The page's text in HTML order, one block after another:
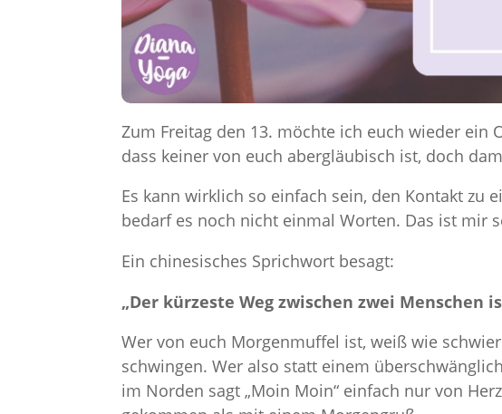
Zum Freitag den 13. möchte ich euch wieder ein
dass keiner von euch abergläubisch ist, doch
Es kann wirklich so einfach sein, den Kontakt zu
bedarf es noch nicht einmal Worten. Das ist mir
Ein chinesisches Sprichwort besagt:
„Der kürzeste Weg zwischen zwei Menschen
Wer von euch Morgenmuffel ist, weiß wie
schwingen. Wer also statt einem
im Norden sagt „Moin Moin“ einfach nur von